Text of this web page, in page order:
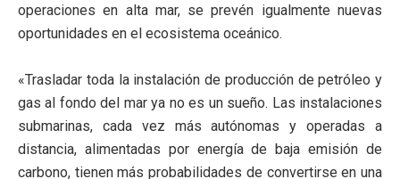
operaciones en alta mar, se prevén igualmente nuevas
oportunidades en el ecosistema oceánico.
«Trasladar toda la instalación de producción de petróleo y
gas al fondo del mar ya no es un sueño. Las instalaciones
submarinas, cada vez más autónomas y operadas a
distancia, alimentadas por energía de baja emisión de
carbono, tienen más probabilidades de convertirse en una